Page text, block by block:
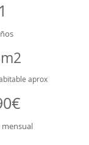
1
aprox